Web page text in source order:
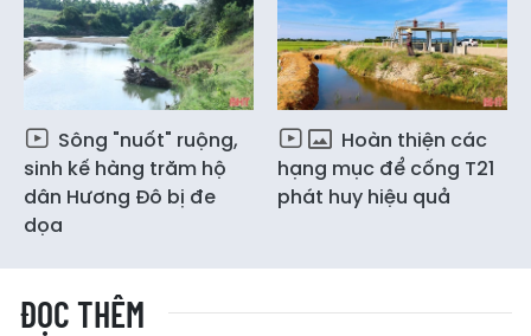
Sông "nuốt" ruộng,
sinh kế hàng trăm hộ
dân Hương Đô bị đe
dọa
Hoàn thiện các
hạng mục để cống T21
phát huy hiệu quả
ĐỌC THÊM